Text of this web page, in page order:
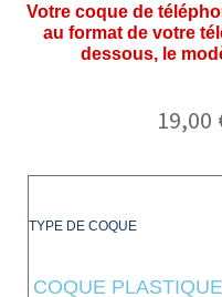
Votre coque de
au format de votre
dessous, le
19,00
TYPE DE COQUE